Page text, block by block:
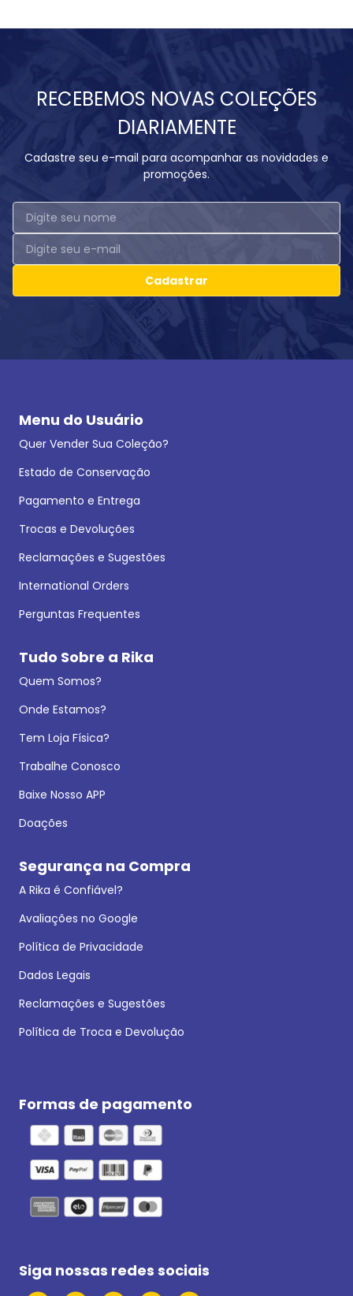
RECEBEMOS NOVAS COLEÇÕES
DIARIAMENTE
Cadastre seu e-mail para acompanhar as novidades e
promoções.
Cadastrar
Menu do Usuário
Quer Vender Sua Coleção?
Estado de Conservação
Pagamento e Entrega
Trocas e Devoluções
Reclamações e Sugestões
International Orders
Perguntas Frequentes
Tudo Sobre a Rika
Quem Somos?
Onde Estamos?
Tem Loja Física?
Trabalhe Conosco
Baixe Nosso APP
Doações
Segurança na Compra
A Rika é Confiável?
Avaliações no Google
Política de Privacidade
Dados Legais
Reclamações e Sugestões
Política de Troca e Devolução
Formas de pagamento
Siga nossas redes sociais